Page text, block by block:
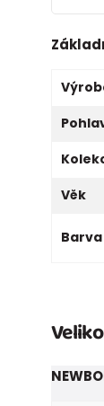
Věk
Barva